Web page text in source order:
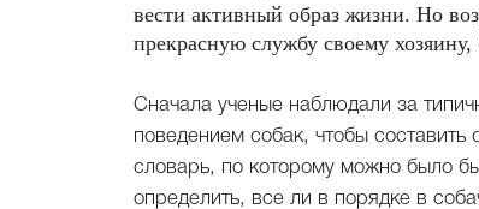
вести активный образ жизни. Но
прекрасную службу своему хозяину,
Сначала ученые наблюдали за
поведением собак, чтобы составить
словарь, по которому можно было
определить, все ли в порядке в